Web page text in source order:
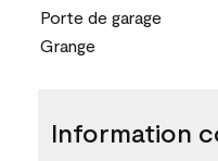
Porte de garage
Grange
Information